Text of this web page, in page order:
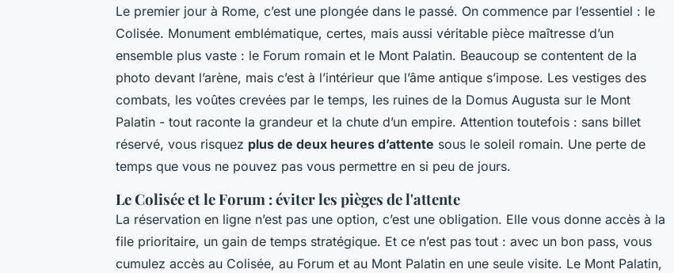
Le premier jour à Rome, c’est une plongée dans le passé. On commence par l’essentiel : le
Colisée. Monument emblématique, certes, mais aussi véritable pièce maîtresse d’un
ensemble plus vaste : le Forum romain et le Mont Palatin. Beaucoup se contentent de la
photo devant l’arène, mais c’est à l’intérieur que l’âme antique s’impose. Les vestiges des
combats, les voûtes crevées par le temps, les ruines de la Domus Augusta sur le Mont
Palatin - tout raconte la grandeur et la chute d’un empire. Attention toutefois : sans billet
réservé, vous risquez plus de deux heures d’attente sous le soleil romain. Une perte de
temps que vous ne pouvez pas vous permettre en si peu de jours.
Le Colisée et le Forum : éviter les pièges de l'attente
La réservation en ligne n’est pas une option, c’est une obligation. Elle vous donne accès à la
file prioritaire, un gain de temps stratégique. Et ce n’est pas tout : avec un bon pass, vous
cumulez accès au Colisée, au Forum et au Mont Palatin en une seule visite. Le Mont Palatin,